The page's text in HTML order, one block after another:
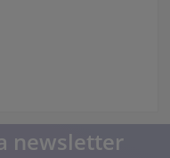
newsletter